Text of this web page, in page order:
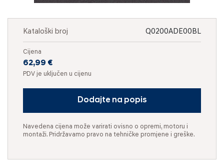
Kataloški broj Q0200ADE00BL
Cijena
62,99 €
PDV je uključen u cijenu
Dodajte na popis
Navedena cijena može varirati ovisno o opremi, motoru i
montaži. Pridržavamo pravo na tehničke promjene i greške.